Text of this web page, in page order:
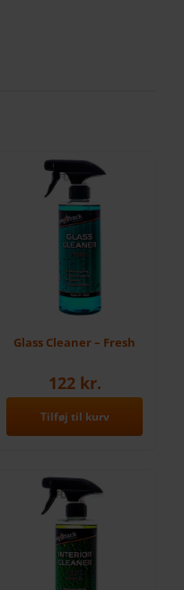
Glass Cleaner – Fresh
122 kr.
Tilføj til kurv